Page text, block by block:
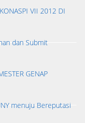
VII 2012 DI
dan Submit
GENAP
menuju Bereputasi